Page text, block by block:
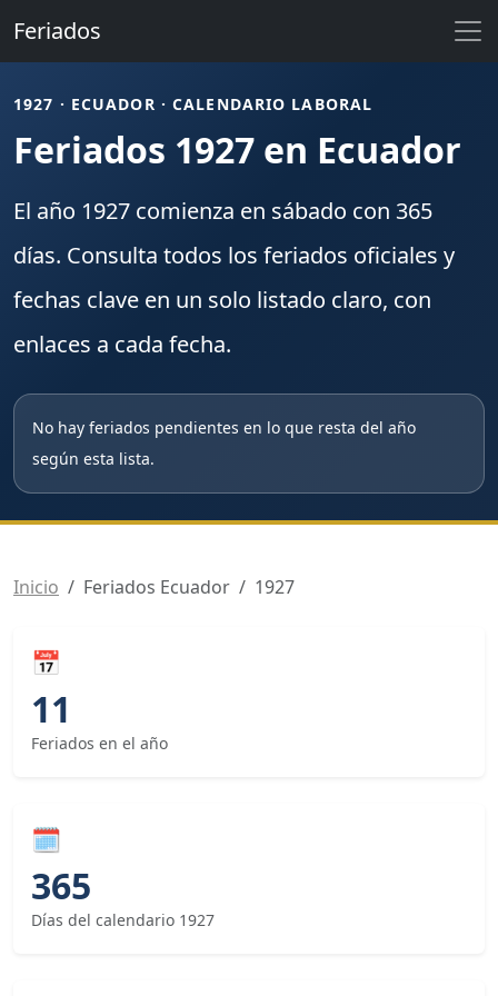
Feriados
1927 · ECUADOR · CALENDARIO LABORAL
Feriados 1927 en Ecuador
El año 1927 comienza en sábado con 365
días. Consulta todos los feriados oficiales y
fechas clave en un solo listado claro, con
enlaces a cada fecha.
No hay feriados pendientes en lo que resta del año
según esta lista.
Inicio Feriados Ecuador 1927
📅
11
Feriados en el año
🗓
365
Días del calendario 1927